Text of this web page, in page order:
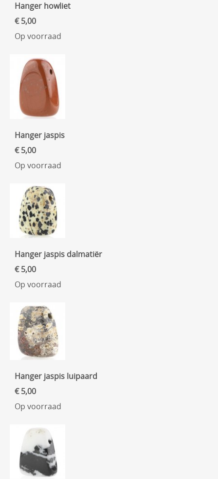
Hanger howliet
€ 5,00
Op voorraad
Hanger jaspis
€ 5,00
Op voorraad
Hanger jaspis dalmatiër
€ 5,00
Op voorraad
Hanger jaspis luipaard
€ 5,00
Op voorraad